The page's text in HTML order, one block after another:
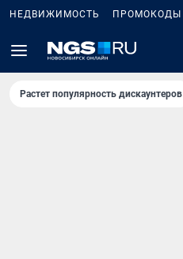
НЕДВИЖИМОСТЬ ПРОМОКОДЫ
Растет популярность дискаунтеров